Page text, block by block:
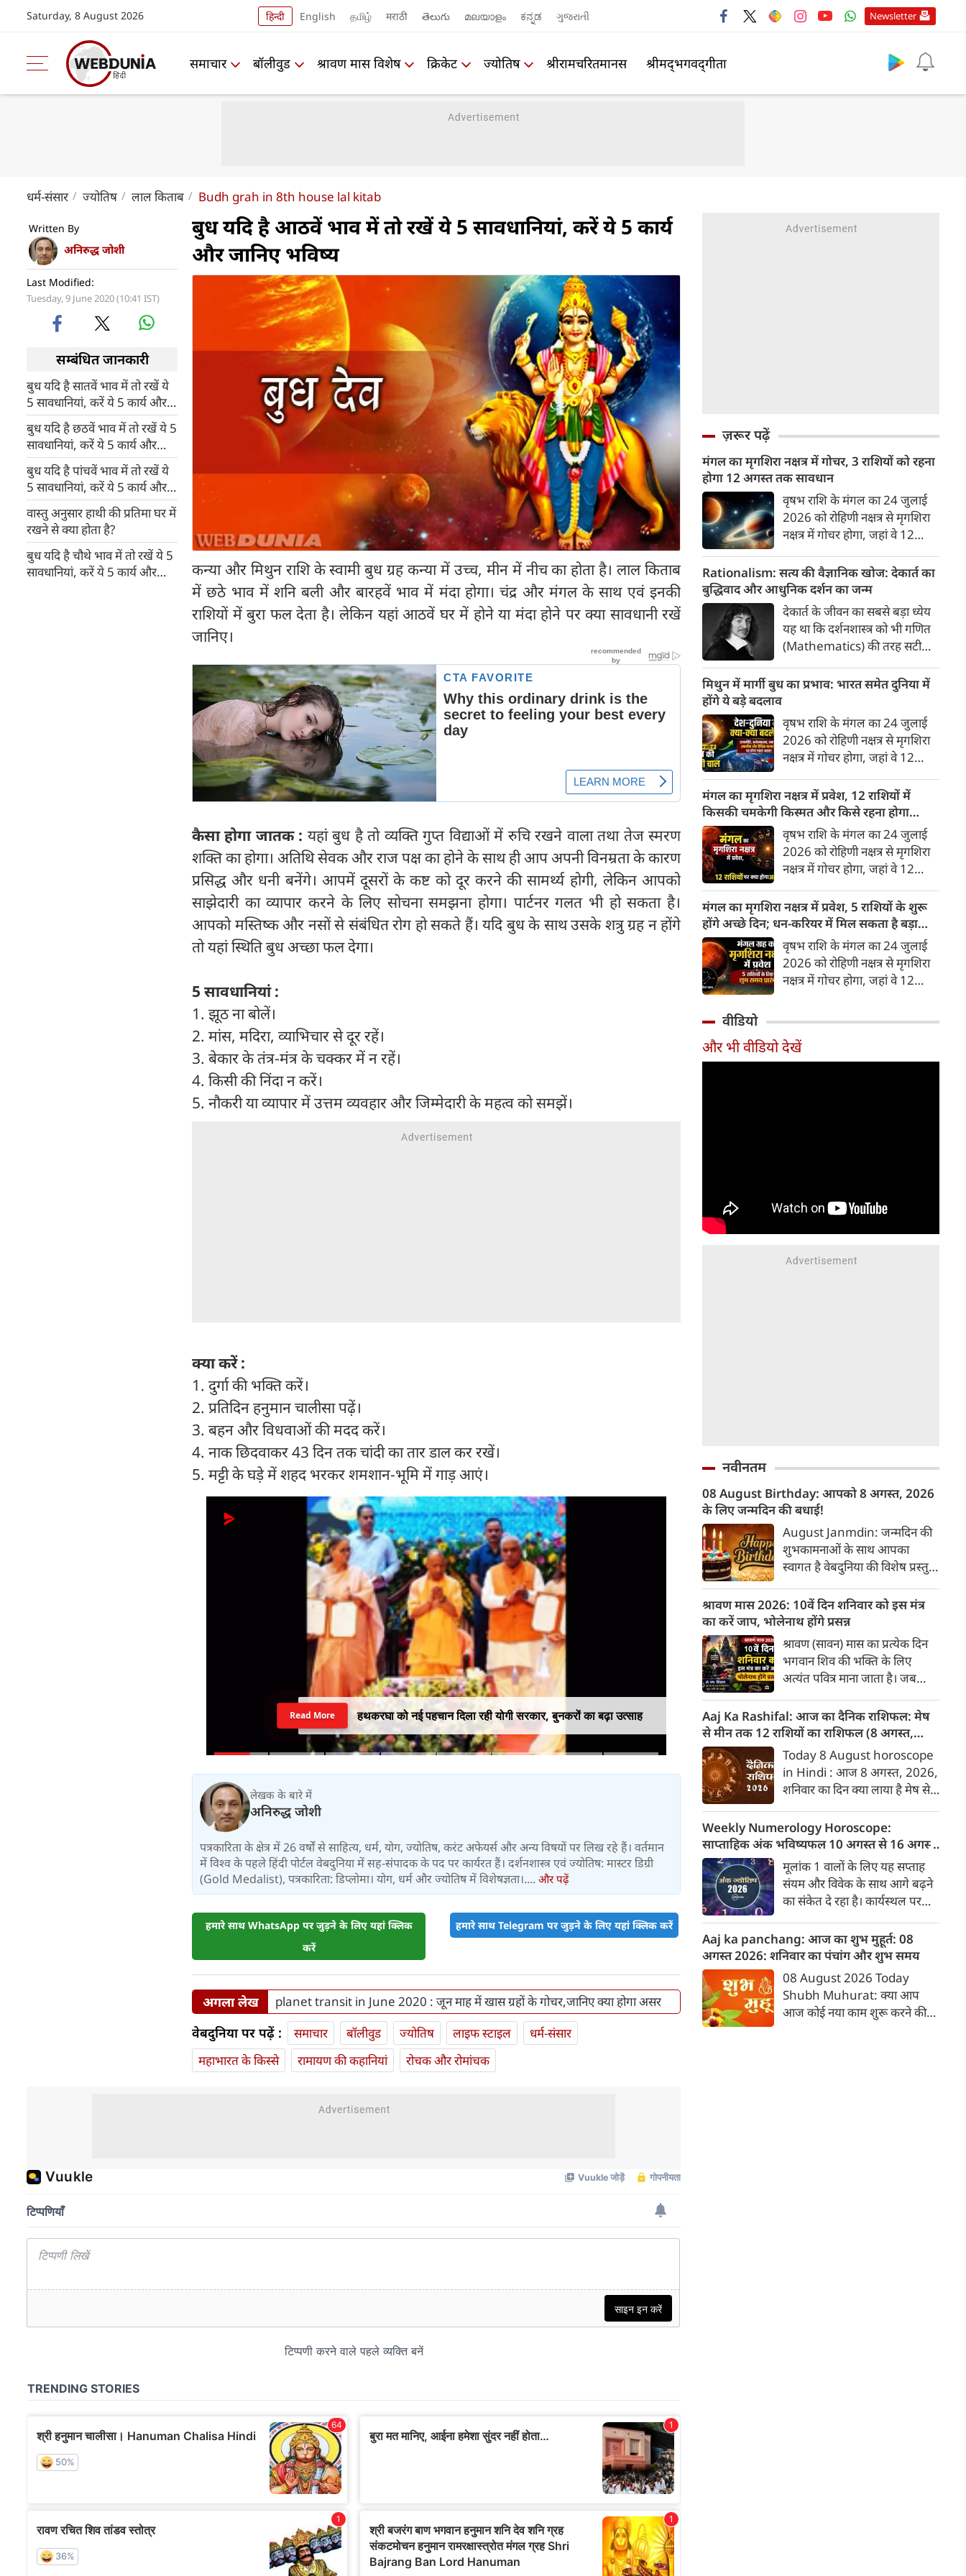
Saturday, 8 August 2026 हिन्दी English தமிழ் मराठी తెలుగు മലയാളം ಕನ್ನಡ ગુજરાતી Newsletter
समाचार बॉलीवुड श्रावण मास विशेष क्रिकेट ज्योतिष श्रीरामचरितमानस श्रीमद्‍भगवद्‍गीता
धर्म-संसार ज्योतिष लाल किताब Budh grah in 8th house lal kitab
Written By
अनिरुद्ध जोशी
Last Modified:
Tuesday, 9 June 2020 (10:41 IST)
सम्बंधित जानकारी
बुध यदि है सातवें भाव में तो रखें ये
5 सावधानियां, करें ये 5 कार्य और
जानिए भविष्य
बुध यदि है छठवें भाव में तो रखें ये 5
सावधानियां, करें ये 5 कार्य और
जानिए भविष्य
बुध यदि है पांचवें भाव में तो रखें ये
5 सावधानियां, करें ये 5 कार्य और
जानिए भविष्य
वास्तु अनुसार हाथी की प्रतिमा घर में
रखने से क्या होता है?
बुध यदि है चौथे भाव में तो रखें ये 5
सावधानियां, करें ये 5 कार्य और
बुध यदि है आठवें भाव में तो रखें ये 5 सावधानियां, करें ये 5 कार्य
और जानिए भविष्य
कन्या और मिथुन राशि के स्वामी बुध ग्रह कन्या में उच्च, मीन में नीच का होता है। लाल किताब
में छठे भाव में शनि बली और बारहवें भाव में मंदा होगा। चंद्र और मंगल के साथ एवं इनकी
राशियों में बुरा फल देता है। लेकिन यहां आठवें घर में होने या मंदा होने पर क्या सावधानी रखें
जानिए।
कैसा होगा जातक : यहां बुध है तो व्यक्ति गुप्त विद्याओं में रुचि रखने वाला तथा तेज स्मरण
शक्ति का होगा। अतिथि सेवक और राज पक्ष का होने के साथ ही आप अपनी विनम्रता के कारण
प्रसिद्ध और धनी बनेंगे। आपमें दूसरों के कष्ट को दूर करने की सामर्थ्य होगी, लेकिन आपको
साझेदारी का व्यापार करने के लिए सोचना समझना होगा। पार्टनर गलत भी हो सकता है।
आपको मस्तिष्क और नसों से संबंधित रोग हो सकते हैं। यदि बुध के साथ उसके शत्रु ग्रह न होंगे
तो यहां स्थिति बुध अच्‍छा फल देगा।
5 सावधानियां :
1. झूठ ना बोलें।
2. मांस, मदिरा, व्याभिचार से दूर रहें।
3. बेकार के तंत्र-मंत्र के चक्कर में न रहें।
4. किसी की निंदा न करें।
5. नौकरी या व्यापार में उत्तम व्यवहार और जिम्मेदारी के महत्व को समझें।
क्या करें :
1. दुर्गा की भक्ति करें।
2. प्रतिदिन हनुमान चालीसा पढ़ें।
3. बहन और विधवाओं की मदद करें।
4. नाक छिदवाकर 43 दिन तक चांदी का तार डाल कर रखें।
5. मट्टी के घड़े में शहद भरकर शमशान-भूमि में गाड़ आएं।
हथकरघा को नई पहचान दिला रही योगी सरकार, बुनकरों का बढ़ा उत्साह
Read More
लेखक के बारे में
अनिरुद्ध जोशी
पत्रकारिता के क्षेत्र में 26 वर्षों से साहित्य, धर्म, योग, ज्योतिष, करंट अफेयर्स और अन्य विषयों पर लिख रहे हैं। वर्तमान
में विश्‍व के पहले हिंदी पोर्टल वेबदुनिया में सह-संपादक के पद पर कार्यरत हैं। दर्शनशास्त्र एवं ज्योतिष: मास्टर डिग्री
(Gold Medalist), पत्रकारिता: डिप्लोमा। योग, धर्म और ज्योतिष में विशेषज्ञता।.... और पढ़ें
हमारे साथ WhatsApp पर जुड़ने के लिए यहां क्लिक
करें
हमारे साथ Telegram पर जुड़ने के लिए यहां क्लिक करें
अगला लेख planet transit in June 2020 : जून माह में खास ग्रहों के गोचर,जानिए क्या होगा असर
वेबदुनिया पर पढ़ें : समाचार बॉलीवुड ज्योतिष लाइफ स्‍टाइल
धर्म-संसार
महाभारत के किस्से
रामायण की कहानियां रोचक और रोमांचक
ज़रूर पढ़ें
मंगल का मृगशिरा नक्षत्र में गोचर, 3 राशियों को रहना
होगा 12 अगस्त तक सावधान
वृषभ राशि के मंगल का 24 जुलाई
2026 को रोहिणी नक्षत्र से मृगशिरा
नक्षत्र में गोचर होगा, जहां वे 12
परिवर्तन के चलते 3 राशि के लोगों
को 12 अगस्त तक रहना होगा
सावधान। चलिए जानते हैं कि किन
राशि 3 राशियों को रहना होगा
सावधान।
Rationalism: सत्य की वैज्ञानिक खोज: देकार्त का
बुद्धिवाद और आधुनिक दर्शन का जन्म
देकार्त के जीवन का सबसे बड़ा ध्येय
यह था कि दर्शनशास्त्र को भी गणित
(Mathematics) की तरह सटीक,
जाए। वे एक ऐसा सार्वभौमिक सत्य
खोजना चाहते थे, जिस पर कोई भी
प्रश्नचिह्न न लगा सके। इसी विचार ने
बुद्धिवाद (Rationalism) की नींव
रखी। आइए, देकार्त के इस अद्भुत
दार्शनिक चिंतन के 4 प्रमुख स्तंभों को
गहराई से समझते हैं।
मिथुन में मार्गी बुध का प्रभाव: भारत समेत दुनिया में
होंगे ये बड़े बदलाव
वृषभ राशि के मंगल का 24 जुलाई
2026 को रोहिणी नक्षत्र से मृगशिरा
नक्षत्र में गोचर होगा, जहां वे 12
में एक बड़ा हलचल भरा मोड़ आ चुका
है- बुध ग्रह अपनी ही प्रिय राशि मिथुन
में सीधे (मार्गी) चलने लगे हैं। अब जब
बुद्धि और संवाद का कारक ग्रह सीधी
चाल चलेगा, तो जाहिर है आपकी
सोच, बातचीत और फैसलों की रफ्तार
भी बदल जाएगी।
मंगल का मृगशिरा नक्षत्र में प्रवेश, 12 राशियों में
किसकी चमकेगी किस्मत और किसे रहना होगा
सावधान?
वृषभ राशि के मंगल का 24 जुलाई
2026 को रोहिणी नक्षत्र से मृगशिरा
नक्षत्र में गोचर होगा, जहां वे 12
परिवर्तन के चलते मेष से लेकर मीन
तक किन राशियों के लिए शुभ और
किनके लिए है अशुभ। ज्योतिष शास्त्र
में मंगल को ऊर्जा, साहस, पराक्रम
और भूमि का कारक माना गया है,
जबकि मृगशिरा नक्षत्र के स्वामी स्वयं
मंगल का यह गोचर अत्यंत
शक्तिशाली और शुभ फलदायी माना
जा रहा है।
मंगल का मृगशिरा नक्षत्र में प्रवेश, 5 राशियों के शुरू
होंगे अच्छे दिन; धन-करियर में मिल सकता है बड़ा
लाभ
वृषभ राशि के मंगल का 24 जुलाई
2026 को रोहिणी नक्षत्र से मृगशिरा
नक्षत्र में गोचर होगा, जहां वे 12
बदलाव देखने को मिलेंगे और उनके
लिए लाभ के योग बनेंगे।
वीडियो
और भी वीडियो देखें
नवीनतम
08 August Birthday: आपको 8 अगस्त, 2026
के लिए जन्मदिन की बधाई!
August Janmdin: जन्मदिन की
शुभकामनाओं के साथ आपका
स्वागत है वेबदुनिया की विशेष प्रस्तुति
पाठकों के व्यक्तित्व और भविष्य के
बारे में जानकारी देगा जिनका उस
दिनांक को जन्मदिन होगा। पेश है
दिनांक 8 को जन्मे व्यक्तियों के बारे
में जानकारी :
श्रावण मास 2026: 10वें दिन शनिवार को इस मंत्र
का करें जाप, भोलेनाथ होंगे प्रसन्न
श्रावण (सावन) मास का प्रत्येक दिन
भगवान शिव की भक्ति के लिए
अत्यंत पवित्र माना जाता है। जब
पड़ता है, तो यह एक अद्भुत और
दुर्लभ संयोग निर्मित करता है।
शनिवार का दिन भगवान शिव के परम
भक्त और न्याय के देवता शनिदेव को
समर्पित होता है। मान्यता है कि जो
भक्त शनिवार के दिन सावन में
भगवान शिव की आराधना करते हैं,
उन पर महादेव के साथ-साथ शनिदेव
की विशेष कृपा भी बरसती है और
शनि दोष (साढ़े साती या ढैय्या) के
प्रभाव शांत होते हैं।
Aaj Ka Rashifal: आज का दैनिक राशिफल: मेष
से मीन तक 12 राशियों का राशिफल (8 अगस्‍त,
2026)
Today 8 August horoscope
in Hindi : आज 8 अगस्‍त, 2026,
शनिवार का दिन क्या लाया है मेष से
डेली होरोस्कोप के अनुसार वेबदुनिया
पर दैनिक राशिफल के बारे में एकदम
सटीक जानकारी...
Weekly Numerology Horoscope:
साप्ताहिक अंक भविष्यफल 10 अगस्त से 16 अगस्त
2026): जानें आपके मूलांक का सटीक राशिफल
मूलांक 1 वालों के लिए यह सप्ताह
संयम और विवेक के साथ आगे बढ़ने
का संकेत दे रहा है। कार्यस्थल पर
स्थिति बन सकती है, इसलिए वाणी
और व्यवहार दोनों में संतुलन बनाए
रखें। क्रोध अथवा आवेश में लिया गया
निर्णय आपके लिए असुविधा का
कारण बन सकता है। किसी भी प्रकार
का निवेश पूरी जानकारी के बाद ही
Aaj ka panchang: आज का शुभ मुहूर्त: 08
अगस्‍त 2026: शनिवार का पंचांग और शुभ समय
08 August 2026 Today
Shubh Muhurat: क्या आप
आज कोई नया काम शुरू करने की